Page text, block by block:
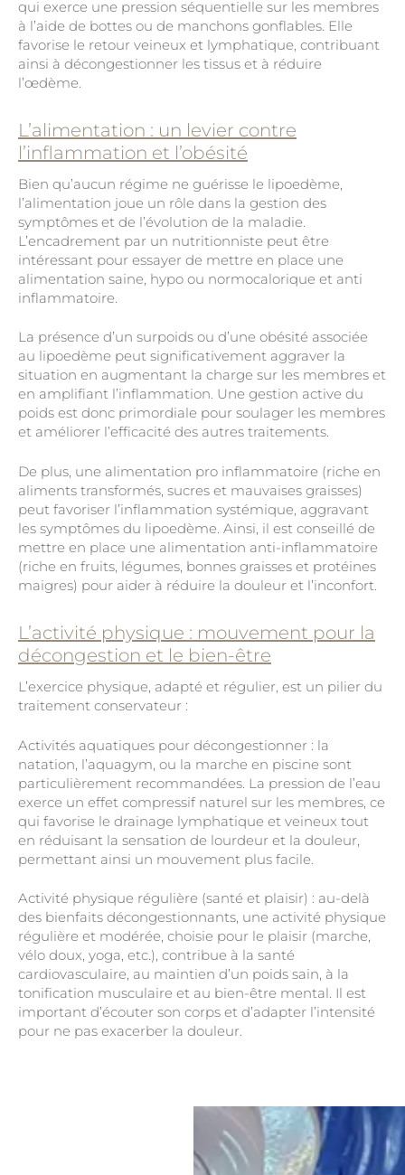
qui exerce une pression séquentielle sur les membres
à l’aide de bottes ou de manchons gonflables. Elle
favorise le retour veineux et lymphatique, contribuant
ainsi à décongestionner les tissus et à réduire
l’œdème.
L’alimentation : un levier contre
l’inflammation et l’obésité
Bien qu’aucun régime ne guérisse le lipoedème,
l’alimentation joue un rôle dans la gestion des
symptômes et de l’évolution de la maladie.
L’encadrement par un nutritionniste peut être
intéressant pour essayer de mettre en place une
alimentation saine, hypo ou normocalorique et anti
inflammatoire.
La présence d’un surpoids ou d’une obésité associée
au lipoedème peut significativement aggraver la
situation en augmentant la charge sur les membres et
en amplifiant l’inflammation. Une gestion active du
poids est donc primordiale pour soulager les membres
et améliorer l’efficacité des autres traitements.
De plus, une alimentation pro inflammatoire (riche en
aliments transformés, sucres et mauvaises graisses)
peut favoriser l’inflammation systémique, aggravant
les symptômes du lipoedème. Ainsi, il est conseillé de
mettre en place une alimentation anti-inflammatoire
(riche en fruits, légumes, bonnes graisses et protéines
maigres) pour aider à réduire la douleur et l’inconfort.
L’activité physique : mouvement pour la
décongestion et le bien-être
L’exercice physique, adapté et régulier, est un pilier du
traitement conservateur :
Activités aquatiques pour décongestionner : la
natation, l’aquagym, ou la marche en piscine sont
particulièrement recommandées. La pression de l’eau
exerce un effet compressif naturel sur les membres, ce
qui favorise le drainage lymphatique et veineux tout
en réduisant la sensation de lourdeur et la douleur,
permettant ainsi un mouvement plus facile.
Activité physique régulière (santé et plaisir) : au-delà
des bienfaits décongestionnants, une activité physique
régulière et modérée, choisie pour le plaisir (marche,
vélo doux, yoga, etc.), contribue à la santé
cardiovasculaire, au maintien d’un poids sain, à la
tonification musculaire et au bien-être mental. Il est
important d’écouter son corps et d’adapter l’intensité
pour ne pas exacerber la douleur.